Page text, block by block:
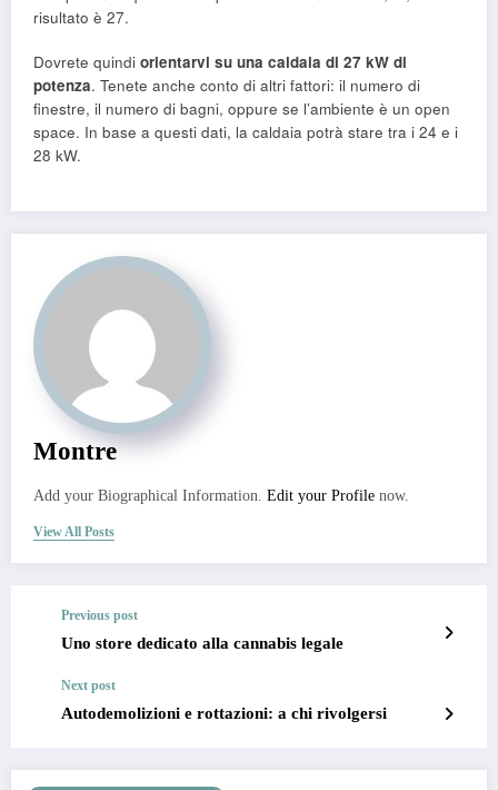
risultato è 27.
Dovrete quindi orientarvi su una caldaia di 27 kW di
potenza. Tenete anche conto di altri fattori: il numero di
finestre, il numero di bagni, oppure se l’ambiente è un open
space. In base a questi dati, la caldaia potrà stare tra i 24 e i
28 kW.
Montre
Add your Biographical Information. Edit your Profile now.
View All Posts
Previous post
Uno store dedicato alla cannabis legale
Next post
Autodemolizioni e rottazioni: a chi rivolgersi